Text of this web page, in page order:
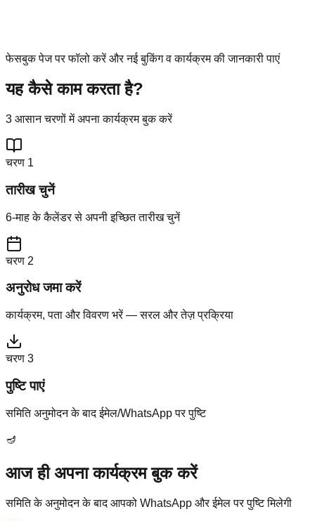
फेसबुक पेज पर फॉलो करें और नई बुकिंग व कार्यक्रम की जानकारी पाएं
यह कैसे काम करता है?
3 आसान चरणों में अपना कार्यक्रम बुक करें
चरण 1
तारीख चुनें
6-माह के कैलेंडर से अपनी इच्छित तारीख चुनें
चरण 2
अनुरोध जमा करें
कार्यक्रम, पता और विवरण भरें — सरल और तेज़ प्रक्रिया
चरण 3
पुष्टि पाएं
समिति अनुमोदन के बाद ईमेल/WhatsApp पर पुष्टि
🪔
आज ही अपना कार्यक्रम बुक करें
समिति के अनुमोदन के बाद आपको WhatsApp और ईमेल पर पुष्टि मिलेगी